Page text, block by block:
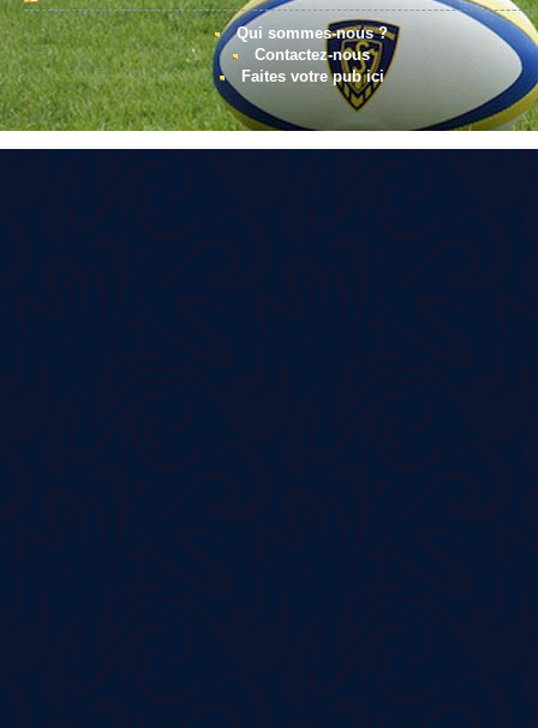
Qui sommes-nous ?
Contactez-nous
Faites votre pub ici